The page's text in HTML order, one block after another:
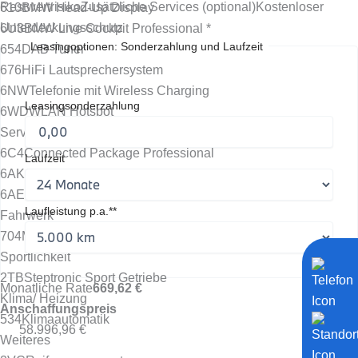
610BMW Head-Up Display
6U3BMW Live Cockpit Professional *
654DAB Tuner
676 HiFi Lautsprechersystem
6NWTelefonie mit Wireless Charging
6WDWLAN Hotspot
Services & Apps
6C4Connected Package Professional
6AK
6AE
Fahrwerk
704M Sportfahrwerk
Sportlichkeit
2TBSteptronic Sport Getriebe
Klima/ Heizung
534Klimaautomatik
Weiteres
RestwertrisikoZusätzliche Services (optional)Kostenloser
Unterdeckungsschutz
Leasingoptionen: Sonderzahlung und Laufzeit
Leasingsonderzahlung
Laufzeit
Laufleistung p.a.**
Monatliche Rate669,62 €
Anschaffungspreis
58.996,96 €